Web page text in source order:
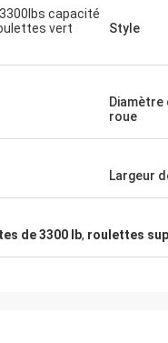
capacité
vert
Style
Diamètre
roue
Largeur
de 3300 lb, roulettes